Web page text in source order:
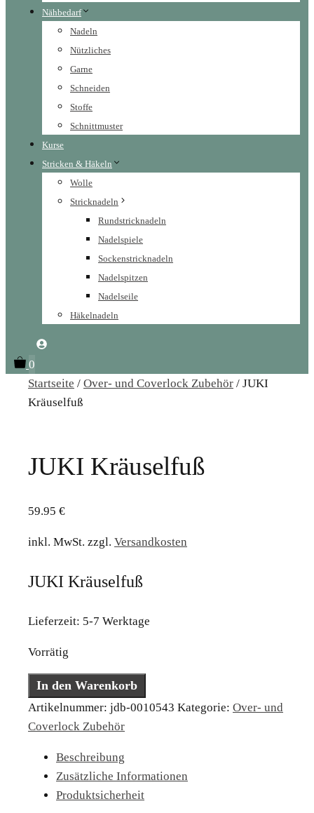
Nähbedarf
Nadeln
Nützliches
Garne
Schneiden
Stoffe
Schnittmuster
Kurse
Stricken & Häkeln
Wolle
Stricknadeln
Rundstricknadeln
Nadelspiele
Sockenstricknadeln
Nadelspitzen
Nadelseile
Häkelnadeln
0
Startseite / Over- und Coverlock Zubehör / JUKI
Kräuselfuß
JUKI Kräuselfuß
59.95 €
inkl. MwSt. zzgl. Versandkosten
JUKI Kräuselfuß
Lieferzeit: 5-7 Werktage
Vorrätig
JUKI
Kräuselfuß
Menge
In den Warenkorb
Artikelnummer: jdb-0010543 Kategorie: Over- und
Coverlock Zubehör
Beschreibung
Zusätzliche Informationen
Produktsicherheit